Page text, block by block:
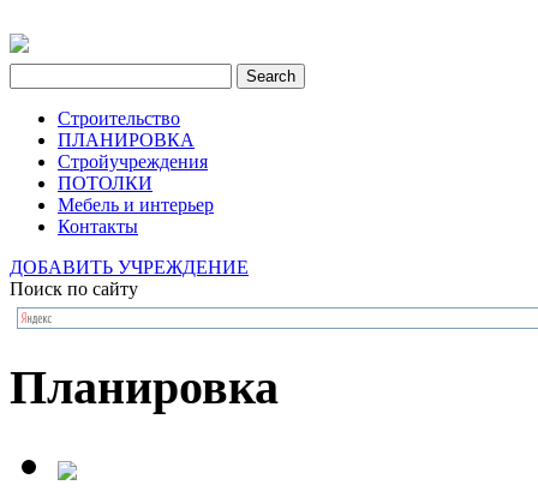
Строительство
ПЛАНИРОВКА
Стройучреждения
ПОТОЛКИ
Мебель и интерьер
Контакты
ДОБАВИТЬ УЧРЕЖДЕНИЕ
Поиск по сайту
Планировка